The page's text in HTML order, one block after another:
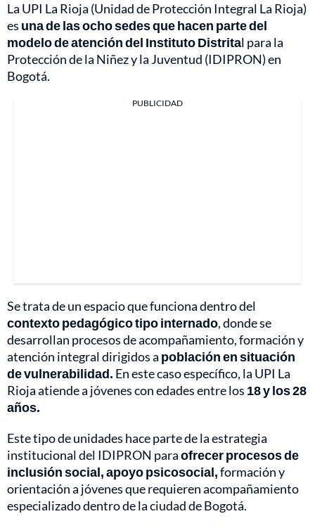
La UPI La Rioja (Unidad de Protección Integral La Rioja)
es una de las ocho sedes que hacen parte del
modelo de atención del Instituto Distrital para la
Protección de la Niñez y la Juventud (IDIPRON) en
Bogotá.
PUBLICIDAD
Se trata de un espacio que funciona dentro del
contexto pedagógico tipo internado, donde se
desarrollan procesos de acompañamiento, formación y
atención integral dirigidos a población en situación
de vulnerabilidad. En este caso específico, la UPI La
Rioja atiende a jóvenes con edades entre los 18 y los 28
años.
Este tipo de unidades hace parte de la estrategia
institucional del IDIPRON paraofrecer procesos de
inclusión social, apoyo psicosocial,formación y
orientación a jóvenes que requieren acompañamiento
especializado dentro de la ciudad de Bogotá.